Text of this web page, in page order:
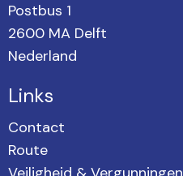
Postbus 1
2600 MA Delft
Nederland
Links
Contact
Route